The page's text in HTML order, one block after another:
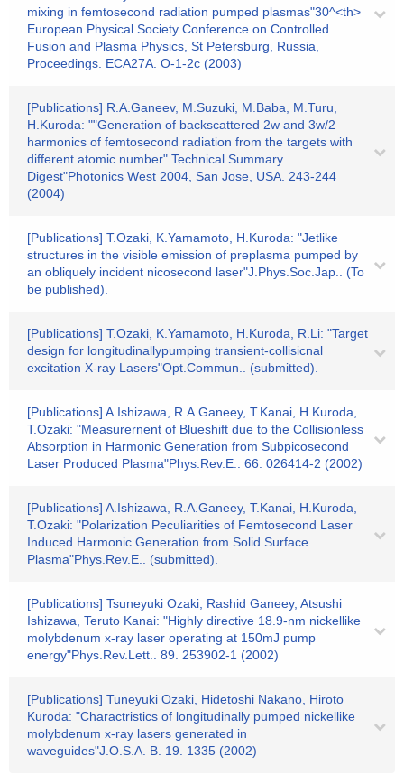
mixing in femtosecond radiation pumped plasmas"30^<th>
European Physical Society Conference on Controlled
Fusion and Plasma Physics, St Petersburg, Russia,
Proceedings. ECA27A. O-1-2c (2003)
[Publications] R.A.Ganeev, M.Suzuki, M.Baba, M.Turu,
H.Kuroda: ""Generation of backscattered 2w and 3w/2
harmonics of femtosecond radiation from the targets with
different atomic number" Technical Summary
Digest"Photonics West 2004, San Jose, USA. 243-244
(2004)
[Publications] T.Ozaki, K.Yamamoto, H.Kuroda: "Jetlike
structures in the visible emission of preplasma pumped by
an obliquely incident nicosecond laser"J.Phys.Soc.Jap.. (To
be published).
[Publications] T.Ozaki, K.Yamamoto, H.Kuroda, R.Li: "Target
design for longitudinallypumping transient-collisicnal
excitation X-ray Lasers"Opt.Commun.. (submitted).
[Publications] A.Ishizawa, R.A.Ganeey, T.Kanai, H.Kuroda,
T.Ozaki: "Measurernent of Blueshift due to the Collisionless
Absorption in Harmonic Generation from Subpicosecond
Laser Produced Plasma"Phys.Rev.E.. 66. 026414-2 (2002)
[Publications] A.Ishizawa, R.A.Ganeey, T.Kanai, H.Kuroda,
T.Ozaki: "Polarization Peculiarities of Femtosecond Laser
Induced Harmonic Generation from Solid Surface
Plasma"Phys.Rev.E.. (submitted).
[Publications] Tsuneyuki Ozaki, Rashid Ganeey, Atsushi
Ishizawa, Teruto Kanai: "Highly directive 18.9-nm nickellike
molybdenum x-ray laser operating at 150mJ pump
energy"Phys.Rev.Lett.. 89. 253902-1 (2002)
[Publications] Tuneyuki Ozaki, Hidetoshi Nakano, Hiroto
Kuroda: "Charactristics of longitudinally pumped nickellike
molybdenum x-ray lasers generated in
waveguides"J.O.S.A. B. 19. 1335 (2002)